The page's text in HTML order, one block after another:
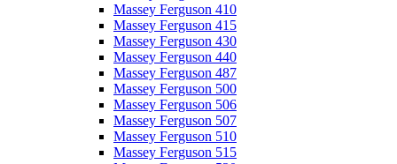
Massey Ferguson 410
Massey Ferguson 415
Massey Ferguson 430
Massey Ferguson 440
Massey Ferguson 487
Massey Ferguson 500
Massey Ferguson 506
Massey Ferguson 507
Massey Ferguson 510
Massey Ferguson 515